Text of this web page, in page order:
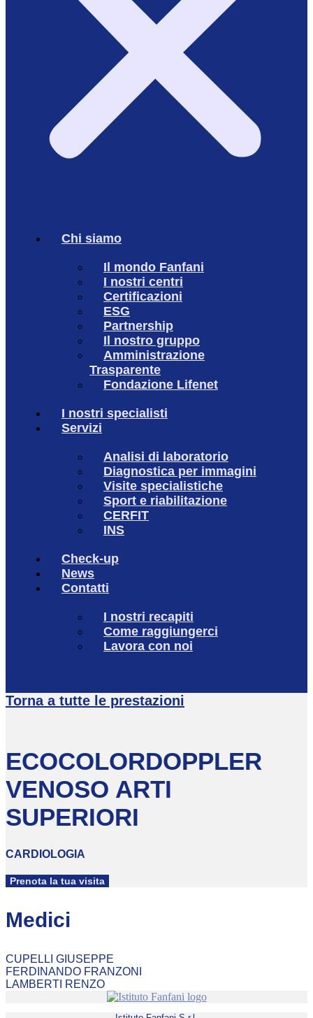
Chi siamo
Il mondo Fanfani
I nostri centri
Certificazioni
ESG
Partnership
Il nostro gruppo
Amministrazione
Trasparente
Fondazione Lifenet
I nostri specialisti
Servizi
Analisi di laboratorio
Diagnostica per immagini
Visite specialistiche
Sport e riabilitazione
CERFIT
INS
Check-up
News
Contatti
I nostri recapiti
Come raggiungerci
Lavora con noi
Torna a tutte le prestazioni
ECOCOLORDOPPLER
VENOSO ARTI
SUPERIORI
CARDIOLOGIA
Prenota la tua visita
Medici
CUPELLI GIUSEPPE
FERDINANDO FRANZONI
LAMBERTI RENZO